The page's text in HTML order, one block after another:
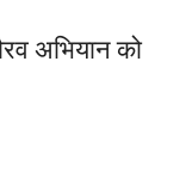
अभियान को